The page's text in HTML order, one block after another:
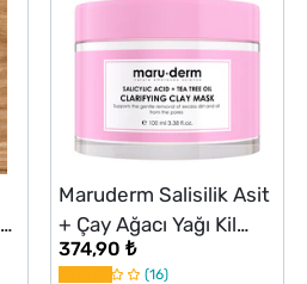
Maruderm Salisilik Asit
+ Çay Ağacı Yağı Kil
Maskesi 105 ml
374,90 ₺
16